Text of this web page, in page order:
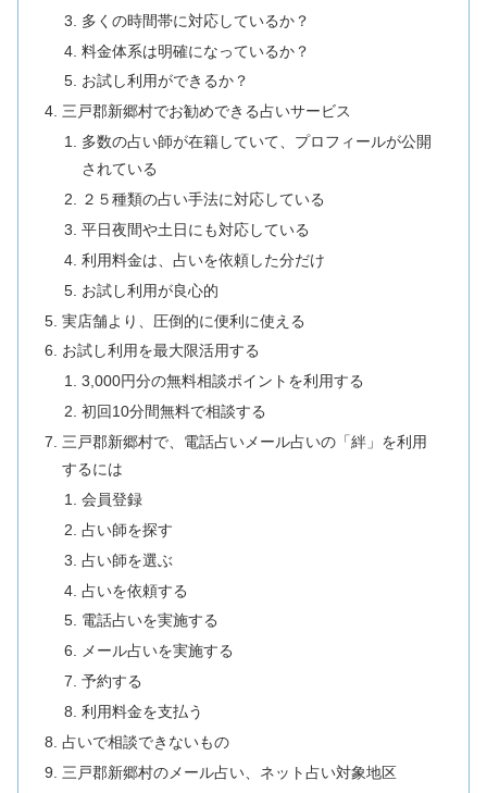
多くの時間帯に対応しているか？
料金体系は明確になっているか？
お試し利用ができるか？
三戸郡新郷村でお勧めできる占いサービス
多数の占い師が在籍していて、プロフィールが公開
されている
２５種類の占い手法に対応している
平日夜間や土日にも対応している
利用料金は、占いを依頼した分だけ
お試し利用が良心的
実店舗より、圧倒的に便利に使える
お試し利用を最大限活用する
3,000円分の無料相談ポイントを利用する
初回10分間無料で相談する
三戸郡新郷村で、電話占いメール占いの「絆」を利用
するには
会員登録
占い師を探す
占い師を選ぶ
占いを依頼する
電話占いを実施する
メール占いを実施する
予約する
利用料金を支払う
占いで相談できないもの
三戸郡新郷村のメール占い、ネット占い対象地区